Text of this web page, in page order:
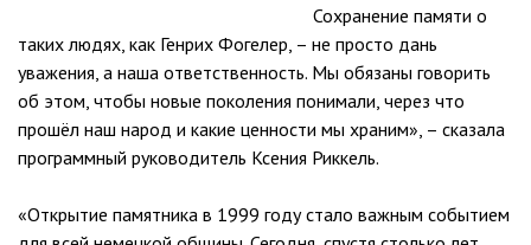
Сохранение памяти о
таких людях, как Генрих Фогелер, – не просто дань
уважения, а наша ответственность. Мы обязаны говорить
об этом, чтобы новые поколения понимали, через что
прошёл наш народ и какие ценности мы храним», – сказала
программный руководитель Ксения Риккель.
«Открытие памятника в 1999 году стало важным событием